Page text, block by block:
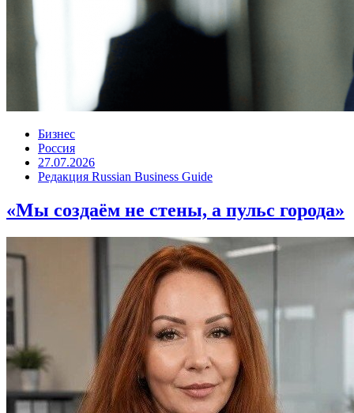
Бизнес
Россия
27.07.2026
Редакция Russian Business Guide
«Мы создаём не стены, а пульс города»